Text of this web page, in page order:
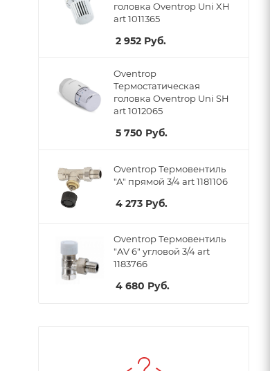
головка Oventrop Uni XH
art 1011365
2 952 Руб.
Oventrop
Термостатическая
головка Oventrop Uni SH
art 1012065
5 750 Руб.
Oventrop Термовентиль
"А" прямой 3/4 art 1181106
4 273 Руб.
Oventrop Термовентиль
"AV 6" угловой 3/4 art
1183766
4 680 Руб.